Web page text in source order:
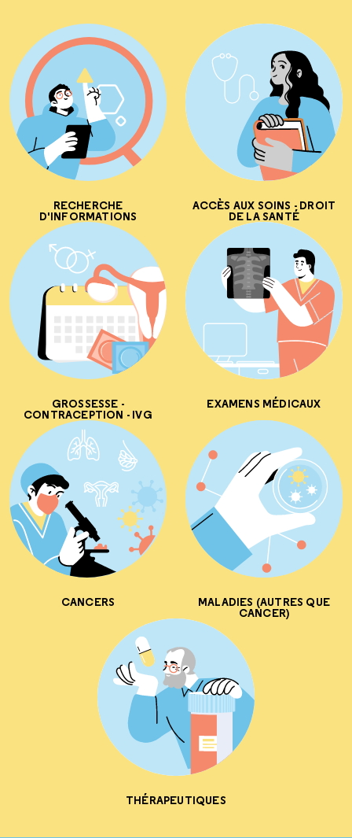
RECHERCHE
D'INFORMATIONS
ACCÈS AUX SOINS - DROIT
DE LA SANTÉ
GROSSESSE -
CONTRACEPTION - IVG
EXAMENS MÉDICAUX
CANCERS MALADIES (AUTRES QUE
CANCER)
THÉRAPEUTIQUES